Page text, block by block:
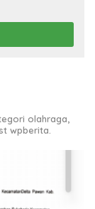
olahraga,
wpberita.